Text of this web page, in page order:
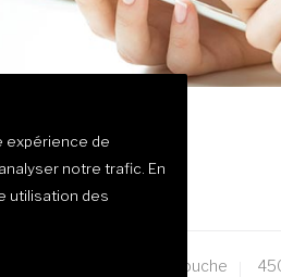
Masson, bur. 202, Mascouche
expérience de
notre trafic. En
utilisation des